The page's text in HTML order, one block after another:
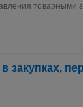
товарными
закупках,